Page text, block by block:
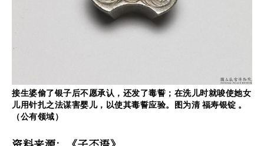
接生婆偷了银子后不愿承认，还发了毒誓；在洗儿时就唆使她女
儿用针扎之法谋害婴儿，以使其毒誓应验。图为清 福寿银锭 。
（公有领域）